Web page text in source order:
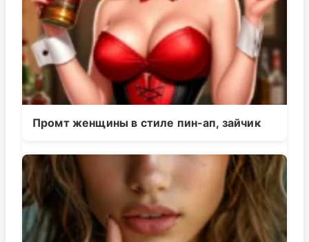
Промт женщины в стиле пин-ап, зайчик